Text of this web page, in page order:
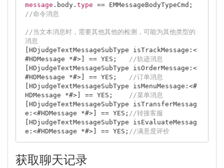
message .body. type
//命令消息
//当文本消息时，需要其他其他的检测，可能为其他类型的
消息
[HDjudgeTextMessageSubType isTrackMessage:<
#HDMessage *#>] == YES; //轨迹消息
[HDjudgeTextMessageSubType isOrderMessage:<
#HDMessage *#>] == YES; //订单消息
[HDjudgeTextMessageSubType isMenuMessage:<#
HDMessage *#>] == YES; //菜单消息
[HDjudgeTextMessageSubType isTransferMessag
e:<#HDMessage *#>] == YES; //转接客服
[HDjudgeTextMessageSubType isEvaluateMessag
e:<#HDMessage *#>] == YES; //满意度评价
获取聊天记录